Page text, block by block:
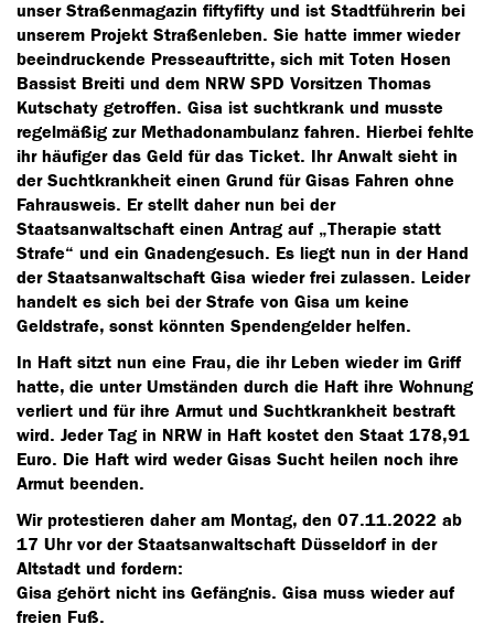
unser Straßenmagazin fiftyfifty und ist Stadtführerin bei
unserem Projekt Straßenleben. Sie hatte immer wieder
beeindruckende Presseauftritte, sich mit Toten Hosen
Bassist Breiti und dem NRW SPD Vorsitzen Thomas
Kutschaty getroffen. Gisa ist suchtkrank und musste
regelmäßig zur Methadonambulanz fahren. Hierbei fehlte
ihr häufiger das Geld für das Ticket. Ihr Anwalt sieht in
der Suchtkrankheit einen Grund für Gisas Fahren ohne
Fahrausweis. Er stellt daher nun bei der
Staatsanwaltschaft einen Antrag auf „Therapie statt
Strafe“ und ein Gnadengesuch. Es liegt nun in der Hand
der Staatsanwaltschaft Gisa wieder frei zulassen. Leider
handelt es sich bei der Strafe von Gisa um keine
Geldstrafe, sonst könnten Spendengelder helfen.
In Haft sitzt nun eine Frau, die ihr Leben wieder im Griff
hatte, die unter Umständen durch die Haft ihre Wohnung
verliert und für ihre Armut und Suchtkrankheit bestraft
wird. Jeder Tag in NRW in Haft kostet den Staat 178,91
Euro. Die Haft wird weder Gisas Sucht heilen noch ihre
Armut beenden.
Wir protestieren daher am Montag, den 07.11.2022 ab
17 Uhr vor der Staatsanwaltschaft Düsseldorf in der
Altstadt und fordern:
Gisa gehört nicht ins Gefängnis. Gisa muss wieder auf
freien Fuß.